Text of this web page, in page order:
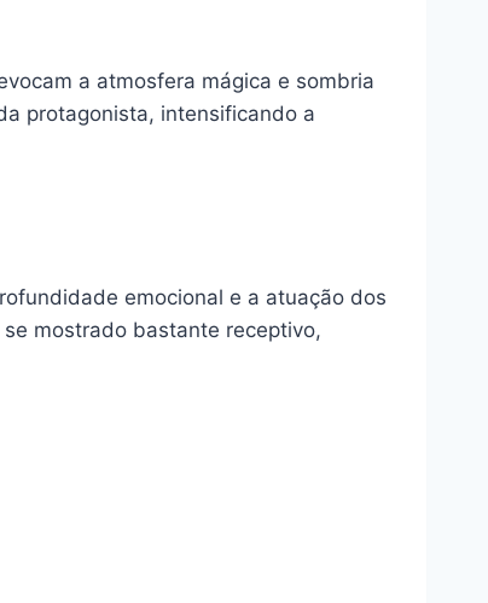
a atmosfera mágica e sombria
protagonista, intensificando a
emocional e a atuação dos
mostrado bastante receptivo,